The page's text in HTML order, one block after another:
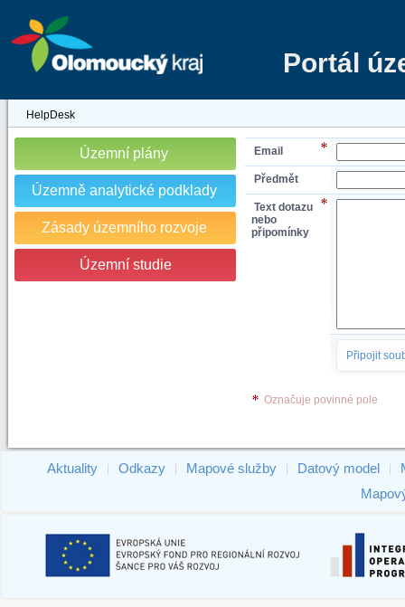
Portál
HelpDesk
Územní plány
Územně analytické podklady
Zásady územního rozvoje
Územní studie
Email
Předmět
Text dotazu
nebo
připomínky
Připojit
Označuje povinné pole
Aktuality Odkazy Mapové služby Datový model